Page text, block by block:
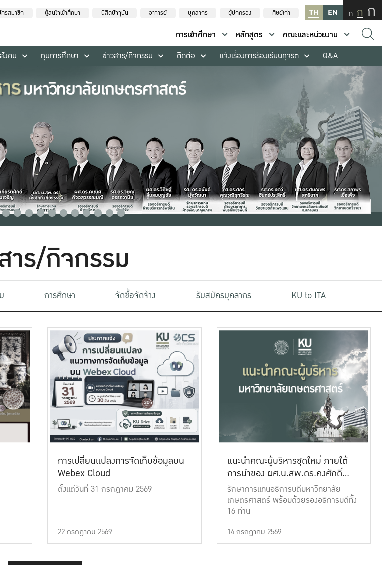
รสมาชิก ผู้สนใจเข้าศึกษา นิสิตปัจจุบัน อาจารย์ บุคลากร ผู้ปกครอง ศิษย์เก่า TH EN ก ก ก
การเข้าศึกษา หลักสูตร
คณะและหน่วยงาน
งคม ทุนการศึกษา ข่าวสาร/กิจกรรม ติดต่อ แจ้งเรื่องการร้องเรียนทุจริต Q&A
าร/กิจกรรม
การศึกษา จัดซื้อจัดจ้าง รับสมัครบุคลากร KU to ITA
การเปลี่ยนแปลงการจัดเก็บข้อมูลบน
Webex Cloud
ตั้งแต่วันที่ 31 กรกฎาคม 2569
22 กรกฎาคม 2569
แนะนำคณะผู้บริหารชุดใหม่ ภายใต้
การนำของ ผศ.น.สพ.ดร.คงศักดิ์
เที่ยงธรรม
รักษาการแทนอธิการบดีมหาวิทยาลัย
เกษตรศาสตร์ พร้อมด้วยรองอธิการบดีทั้ง
16 ท่าน
14 กรกฎาคม 2569